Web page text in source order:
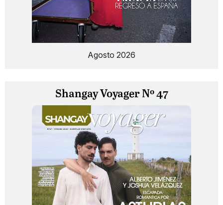
Agosto 2026
Shangay Voyager Nº 47